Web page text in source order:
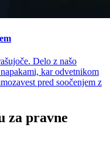
Delo z našo
kar odvetnikom
pred soočenjem z
za pravne